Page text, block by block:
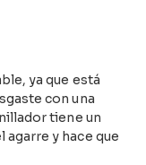
ya que está
con una
tiene un
y hace que